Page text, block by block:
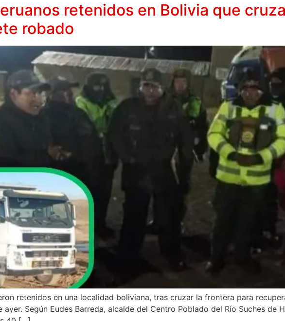
retenidos en Bolivia que
robado
retenidos en una localidad boliviana, tras cruzar la frontera para
Según Eudes Barreda, alcalde del Centro Poblado del Río Suches de